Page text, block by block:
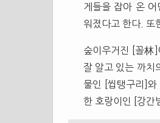
게들을 잡아 온
워졌다고 한다. 또
숲이우거진 [꼴林
잘 알고 있는 까치
물인 [씹탱구리]와
한 호랑이인 [강간